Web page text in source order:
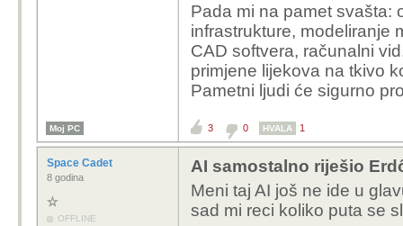
Pada mi na pamet svašta:
infrastrukture, modeliranje
CAD softvera, računalni
primjene lijekova na tkivo
Pametni ljudi će sigurno
Moj PC 3 0 HVALA 1
Space Cadet
8 godina
OFFLINE
AI samostalno riješio
Meni taj AI još ne ide u
sad mi reci koliko puta se